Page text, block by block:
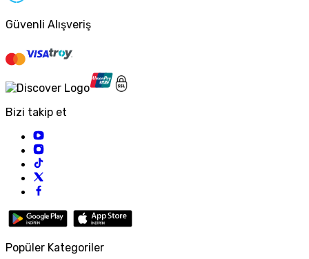
Güvenli Alışveriş
Bizi takip et
Popüler Kategoriler